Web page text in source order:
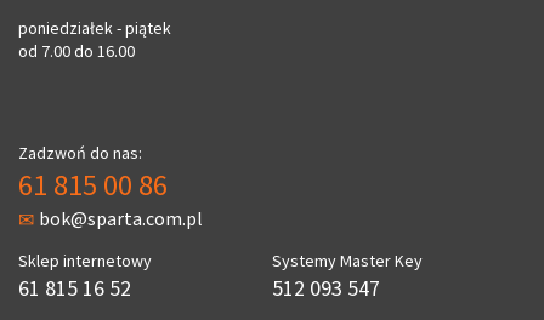
poniedziałek - piątek
od 7.00 do 16.00
Zadzwoń do nas:
61 815 00 86
bok@sparta.com.pl
Sklep internetowy
61 815 16 52
Systemy Master Key
512 093 547